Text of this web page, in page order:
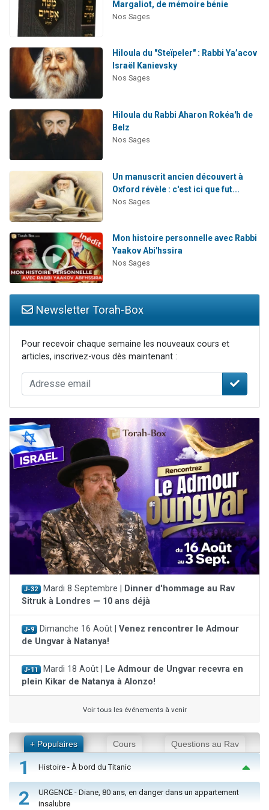
Margaliot, de mémoire bénie
Nos Sages
Hiloula du "Steïpeler" : Rabbi Ya’acov
Israël Kanievsky
Nos Sages
Hiloula du Rabbi Aharon Rokéa'h de
Belz
Nos Sages
Un manuscrit ancien découvert à
Oxford révèle : c'est ici que fut...
Nos Sages
Mon histoire personnelle avec Rabbi
Yaakov Abi'hssira
Nos Sages
Newsletter Torah-Box
Pour recevoir chaque semaine les nouveaux cours et
articles, inscrivez-vous dès maintenant :
J-32 Mardi 8 Septembre |
Dinner d'hommage au Rav
Sitruk à Londres — 10 ans déjà
J-9 Dimanche 16 Août | Venez rencontrer le Admour
de Ungvar à Natanya!
J-11 Mardi 18 Août |
Le Admour de Ungvar recevra en
plein Kikar de Natanya à Alonzo!
Voir tous les événements à venir
+ Populaires Cours Questions au Rav
1 Histoire - À bord du Titanic
2
URGENCE - Diane, 80 ans, en danger dans un appartement
insalubre